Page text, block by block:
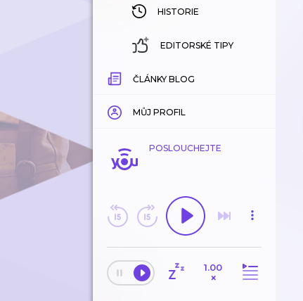
HISTORIE
EDITORSKÉ TIPY
ČLÁNKY BLOG
MŮJ PROFIL
POSLOUCHEJTE
1.00
×